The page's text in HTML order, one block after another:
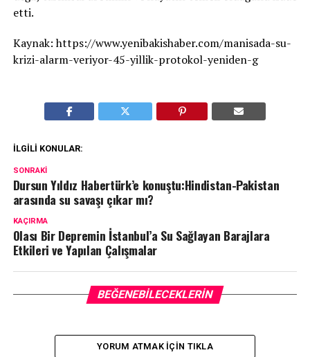
etti.
Kaynak: https://www.yenibakishaber.com/manisada-su-
krizi-alarm-veriyor-45-yillik-protokol-yeniden-g
İLGILI KONULAR:
SONRAKI
Dursun Yıldız Habertürk’e konuştu:Hindistan-Pakistan
arasında su savaşı çıkar mı?
KAÇIRMA
Olası Bir Depremin İstanbul’a Su Sağlayan Barajlara
Etkileri ve Yapılan Çalışmalar
BEĞENEBILECEKLERIN
YORUM ATMAK IÇIN TIKLA